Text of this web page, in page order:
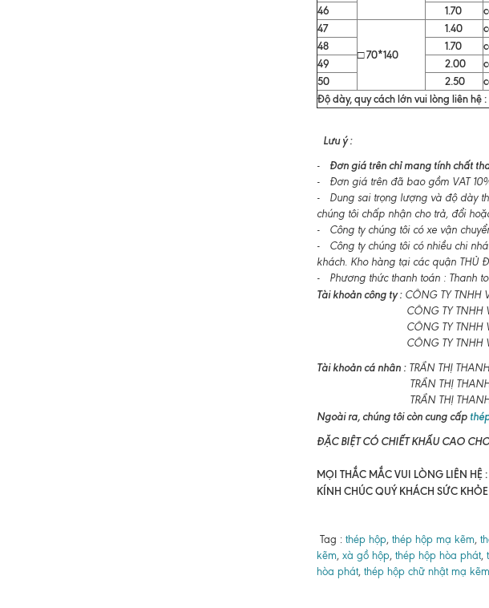
46
1.70
47
□ 70*140
1.40
48
1.70
49
2.00
50
2.50
Độ dày, quy cách lớn vui lòng liên hệ
Lưu ý :
- Đơn giá trên chỉ mang tính chất
- Đơn giá trên đã bao gồm VAT
- Dung sai trọng lượng và độ dày
chúng tôi chấp nhận cho trả, đổi
- Công ty chúng tôi có xe vận
- Công ty chúng tôi có nhiều chi
khách. Kho hàng tại các quận THỦ
- Phương thức thanh toán : Thanh
Tài khoản công ty :CÔNG TY TNHH
CÔNG TY TNHH
CÔNG TY TNHH
CÔNG TY TNHH
Tài khoản cá nhân :TRẦN THỊ
TRẦN THỊ
TRẦN THỊ THANH XUÂN.
Ngoài ra, chúng tôi còn cung cấp
ĐẶC BIỆT CÓ CHIẾT KHẤU CAO
MỌI THẮC MẮC VUI LÒNG LIÊN
KÍNH CHÚC QUÝ KHÁCH SỨC
Tag : thép hộp, thép hộp mạ kẽm,
kẽm, xà gồ hộp, thép hộp hòa phát,
hòa phát, thép hộp chữ nhật mạ